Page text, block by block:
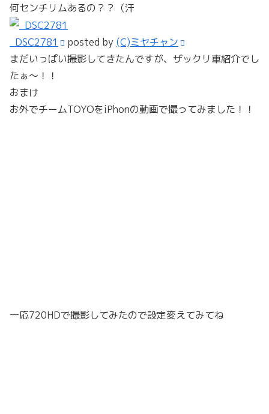
何センチリムあるの？？（汗
_DSC2781 posted by (C)ミヤチャン
まだいっぱい撮影してきたんですが、ザックリ車紹介でし
たぁ～！！
おまけ
お外でチームTOYOをiPhonの動画で撮ってみました！！
一応720HDで撮影してみたので設定変えてみてね